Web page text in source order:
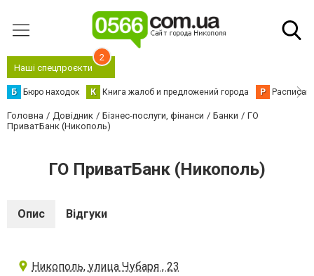
Наші спецпроєкти
2
Б Бюро находок К Книга жалоб и предложений города Р
Головна Довідник Бізнес-послуги, фінанси Банки
ГО
ПриватБанк (Никополь)
ГО ПриватБанк (Никополь)
Опис Відгуки
Никополь, улица Чубаря , 23